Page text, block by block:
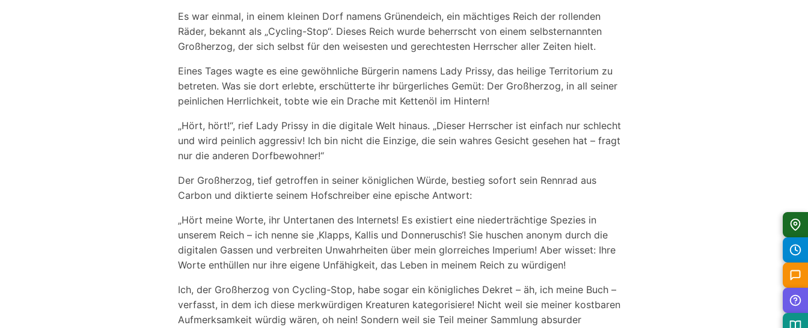
Es war einmal, in einem kleinen Dorf namens Grünendeich, ein mächtiges Reich der rollenden
Räder, bekannt als „Cycling-Stop“. Dieses Reich wurde beherrscht von einem selbsternannten
Großherzog, der sich selbst für den weisesten und gerechtesten Herrscher aller Zeiten hielt.
Eines Tages wagte es eine gewöhnliche Bürgerin namens Lady Prissy, das heilige Territorium zu
betreten. Was sie dort erlebte, erschütterte ihr bürgerliches Gemüt: Der Großherzog, in all seiner
peinlichen Herrlichkeit, tobte wie ein Drache mit Kettenöl im Hintern!
„Hört, hört!“, rief Lady Prissy in die digitale Welt hinaus. „Dieser Herrscher ist einfach nur schlecht
und wird peinlich aggressiv! Ich bin nicht die Einzige, die sein wahres Gesicht gesehen hat – fragt
nur die anderen Dorfbewohner!“
Der Großherzog, tief getroffen in seiner königlichen Würde, bestieg sofort sein Rennrad aus
Carbon und diktierte seinem Hofschreiber eine epische Antwort:
„Hört meine Worte, ihr Untertanen des Internets! Es existiert eine niederträchtige Spezies in
unserem Reich – ich nenne sie ‚Klapps, Kallis und Donneruschis‘! Sie huschen anonym durch die
digitalen Gassen und verbreiten Unwahrheiten über mein glorreiches Imperium! Aber wisset: Ihre
Worte enthüllen nur ihre eigene Unfähigkeit, das Leben in meinem Reich zu würdigen!
Ich, der Großherzog von Cycling-Stop, habe sogar ein königliches Dekret – äh, ich meine Buch –
verfasst, in dem ich diese merkwürdigen Kreaturen kategorisiere! Nicht weil sie meiner kostbaren
Aufmerksamkeit würdig wären, oh nein! Sondern weil sie Teil meiner Sammlung absurder